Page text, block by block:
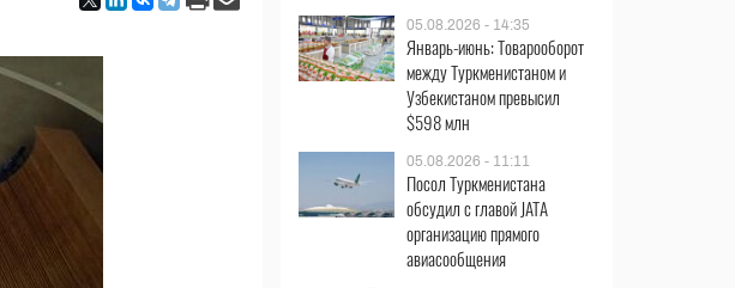
05.08.2026 - 14:35
Январь-июнь: Товарооборот
между Туркменистаном и
Узбекистаном превысил
$598 млн
05.08.2026 - 11:11
Посол Туркменистана
обсудил с главой JATA
организацию прямого
авиасообщения